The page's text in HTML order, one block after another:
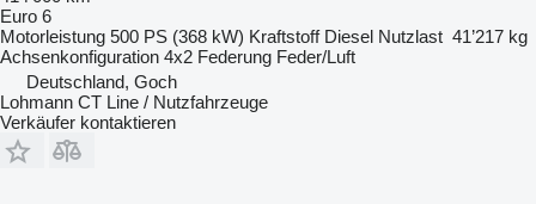
Euro 6
Motorleistung 500 PS (368 kW) Kraftstoff Diesel Nutzlast 41’217 kg
Achsenkonfiguration 4x2 Federung Feder/Luft
Deutschland, Goch
Lohmann CT Line / Nutzfahrzeuge
Verkäufer kontaktieren